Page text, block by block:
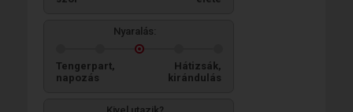
Nyaralás:
Tengerpart,
napozás
Hátizsák,
kirándulás